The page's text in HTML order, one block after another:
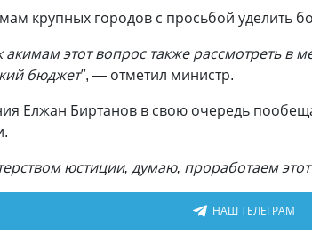
крупных городов с просьбой уделить
акимам этот вопрос также рассмотреть в
бюджет", — отметил министр.
Елжан Биртанов в свою очередь
юстиции, думаю, проработаем
НАШ ТЕЛЕГРАМ